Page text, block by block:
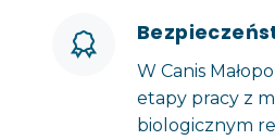
W Canis
etapy pracy z
biologicznym